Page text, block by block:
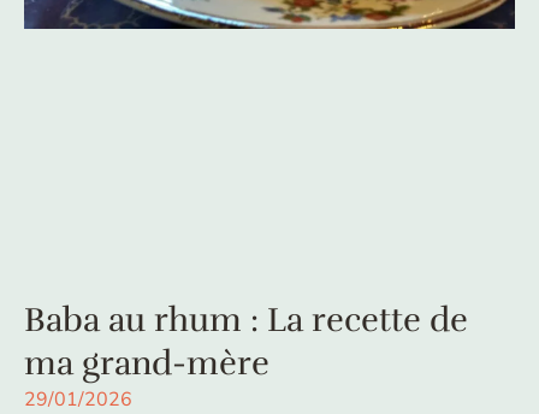
Baba au rhum : La recette de
ma grand-mère
29/01/2026